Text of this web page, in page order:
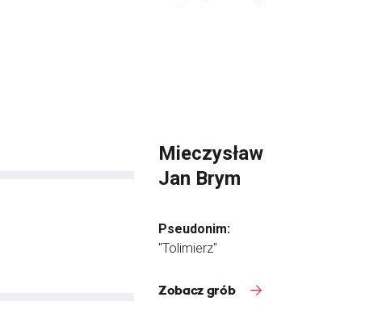
Mieczysław
Jan Brym
Pseudonim:
"Tolimierz"
Zobacz grób